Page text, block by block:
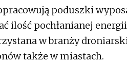
poduszki
ilość pochłanianej
w branży
także w miastach.